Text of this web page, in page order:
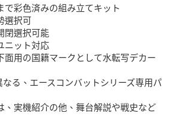
で彩色済みの組み立てキット
選択可
閉選択可能
ニット対応
面用の国籍マークとして水転写デカー
なる、エースコンバットシリーズ専用パ
、実機紹介の他、舞台解説や戦史など